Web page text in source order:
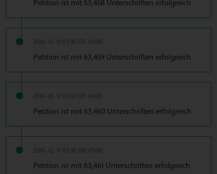
Petition ist mit 63,458 Unterschriften erfolgreich
2016-12-17 03:10:09 +0100
Petition ist mit 63,459 Unterschriften erfolgreich
2016-12-17 03:10:09 +0100
Petition ist mit 63,460 Unterschriften erfolgreich
2016-12-17 03:10:08 +0100
Petition ist mit 63,461 Unterschriften erfolgreich